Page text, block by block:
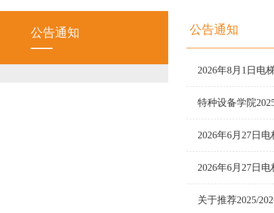
公告通知 公告通知
2026年8月1日电
特种设备学院
2026年6月27日
2026年6月27日
关于推荐2025/